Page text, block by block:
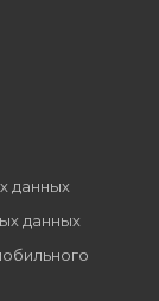
данных
данных